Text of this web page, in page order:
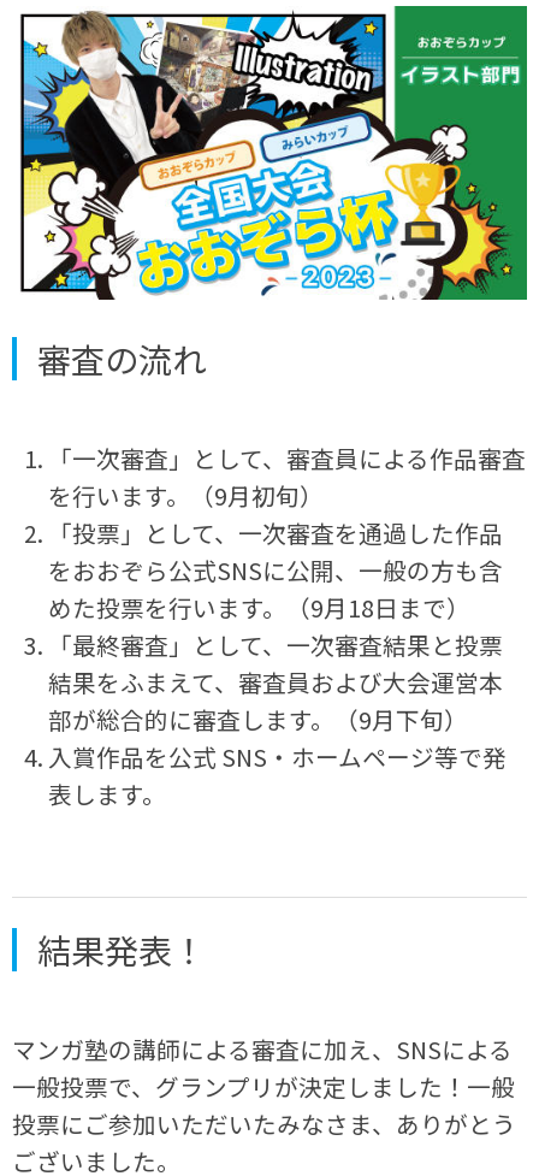
審査の流れ
「一次審査」として、審査員による作品審査
を行います。（9月初旬）
「投票」として、一次審査を通過した作品
をおおぞら公式SNSに公開、一般の方も含
めた投票を行います。（9月18日まで）
「最終審査」として、一次審査結果と投票
結果をふまえて、審査員および大会運営本
部が総合的に審査します。（9月下旬）
入賞作品を公式 SNS・ホームページ等で発
表します。
結果発表！
マンガ塾の講師による審査に加え、SNSによる
一般投票で、グランプリが決定しました！一般
投票にご参加いただいたみなさま、ありがとう
ございました。